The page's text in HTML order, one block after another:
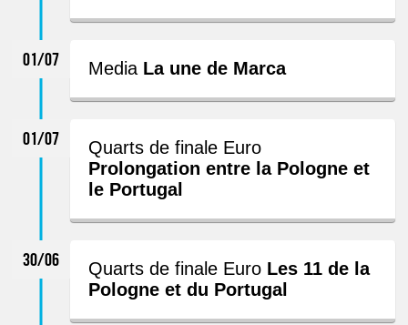
01/07 Media La une de Marca
01/07
Quarts de finale Euro
Prolongation entre la Pologne et
le Portugal
30/06 Quarts de finale Euro Les 11 de la
Pologne et du Portugal